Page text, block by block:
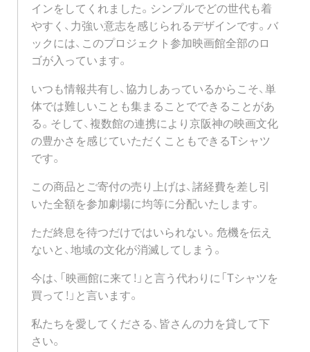
インをしてくれました。シンプルでどの世代も着
やすく、力強い意志を感じられるデザインです。バ
ックには、このプロジェクト参加映画館全部のロ
ゴが入っています。
いつも情報共有し、協力しあっているからこそ、単
体では難しいことも集まることでできることがあ
る。そして、複数館の連携により京阪神の映画文化
の豊かさを感じていただくこともできるTシャツ
です。
この商品とご寄付の売り上げは、諸経費を差し引
いた全額を参加劇場に均等に分配いたします。
ただ終息を待つだけではいられない。危機を伝え
ないと、地域の文化が消滅してしまう。
今は、「映画館に来て！」と言う代わりに「Tシャツを
買って！」と言います。
私たちを愛してくださる、皆さんの力を貸して下
さい。